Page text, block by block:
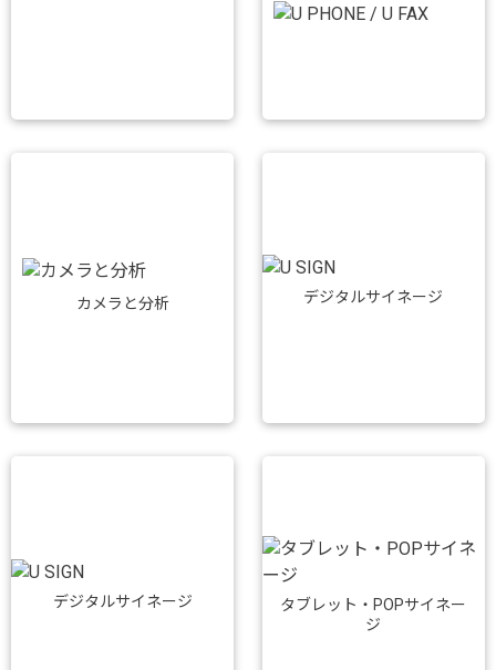
カメラと分析 デジタルサイネージ
デジタルサイネージ
タブレット・POPサイネー
ジ